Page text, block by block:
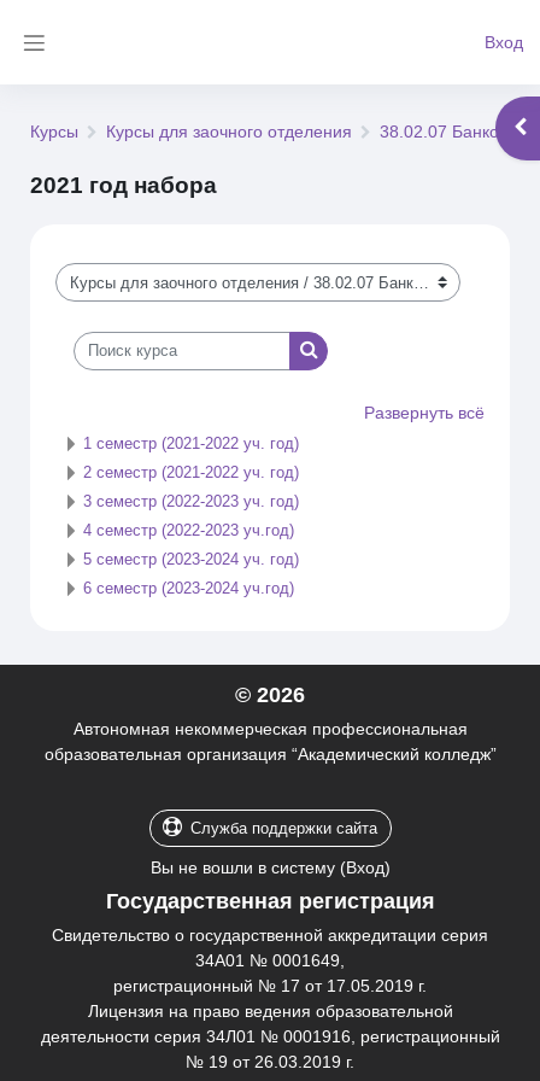
Вход
Курсы Курсы для заочного отделения 38.02.07
2021 год набора
Категории курсов
Поиск курса
Поиск курса
Развернуть всё
1 семестр (2021-2022 уч. год)
2 семестр (2021-2022 уч. год)
3 семестр (2022-2023 уч. год)
4 семестр (2022-2023 уч.год)
5 семестр (2023-2024 уч. год)
6 семестр (2023-2024 уч.год)
© 2026
Автономная некоммерческая профессиональная
образовательная организация “Академический колледж”
Служба поддержки сайта
Вы не вошли в систему (Вход)
Государственная регистрация
Свидетельство о государственной аккредитации серия
34А01 № 0001649,
регистрационный № 17 от 17.05.2019 г.
Лицензия на право ведения образовательной
деятельности серия 34Л01 № 0001916, регистрационный
№ 19 от 26.03.2019 г.